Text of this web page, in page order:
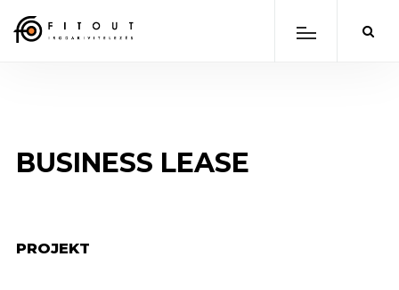
BUSINESS LEASE
PROJEKT